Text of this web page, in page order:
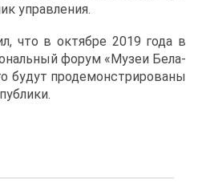
управ­ле­ния.
что в ок­тяб­ре 2019 го­да в
фо­рум «Му­зеи Бе­ла­
бу­дут про­де­мон­стри­ро­ва­ны